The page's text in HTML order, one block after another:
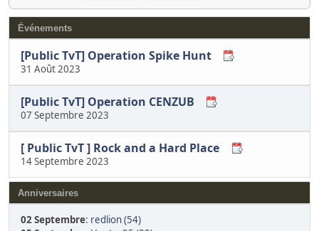
Événements
[Public TvT] Operation Spike Hunt
31 Août 2023
[Public TvT] Operation CENZUB
07 Septembre 2023
[ Public TvT ] Rock and a Hard Place
14 Septembre 2023
Anniversaires
02 Septembre: redlion (54)